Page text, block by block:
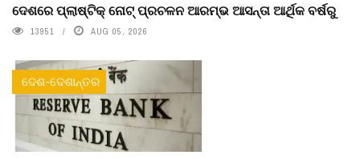
ଦେଶରେ ପ୍ଲାଷ୍ଟିକ୍ ନୋଟ୍‌ ପ୍ରଚଳନ ଆରମ୍ଭ ଆସନ୍ତା ଆର୍ଥିକ ବର୍ଷରୁ
13951 AUG 05, 2026
ଦେଶ-ଦେଶାନ୍ତର